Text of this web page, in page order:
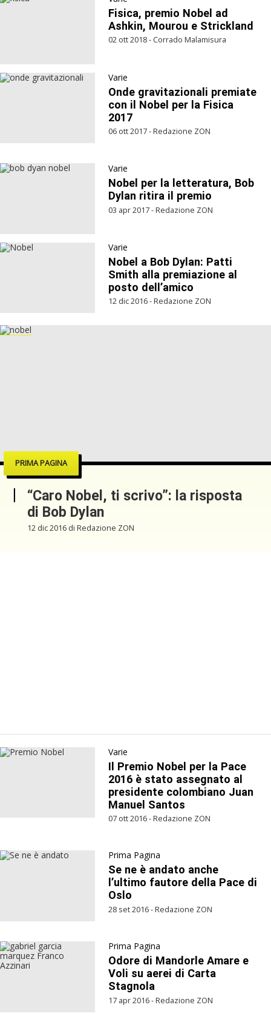
Fisica, premio Nobel ad
Ashkin, Mourou e Strickland
02 ott 2018 - Corrado Malamisura
Varie
Onde gravitazionali premiate
con il Nobel per la Fisica
2017
06 ott 2017 - Redazione ZON
Varie
Nobel per la letteratura, Bob
Dylan ritira il premio
03 apr 2017 - Redazione ZON
Varie
Nobel a Bob Dylan: Patti
Smith alla premiazione al
posto dell’amico
12 dic 2016 - Redazione ZON
PRIMA PAGINA
“Caro Nobel, ti scrivo”: la risposta
di Bob Dylan
12 dic 2016 di Redazione ZON
Varie
Il Premio Nobel per la Pace
2016 è stato assegnato al
presidente colombiano Juan
Manuel Santos
07 ott 2016 - Redazione ZON
Prima Pagina
Se ne è andato anche
l’ultimo fautore della Pace di
Oslo
28 set 2016 - Redazione ZON
Prima Pagina
Odore di Mandorle Amare e
Voli su aerei di Carta
Stagnola
17 apr 2016 - Redazione ZON